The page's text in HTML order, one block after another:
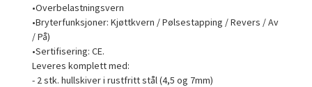
•Overbelastningsvern
•Bryterfunksjoner: Kjøttkvern / Pølsestapping / Revers / Av
/ På)
•Sertifisering: CE.
Leveres komplett med:
- 2 stk. hullskiver i rustfritt stål (4,5 og 7mm)